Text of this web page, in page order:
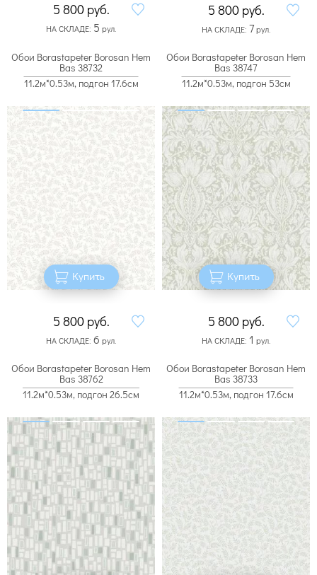
5 800 руб.
НА СКЛАДЕ: 5 рул.
5 800 руб.
НА СКЛАДЕ: 7рул.
Обои Borastapeter Borosan Hem
Bas 38732
11.2м*0.53м, подгон 17.6см
Купить
5 800 руб.
НА СКЛАДЕ: 6 рул.
Обои Borastapeter Borosan Hem
Bas 38747
11.2м*0.53м, подгон 53см
Купить
5 800 руб.
НА СКЛАДЕ: 1 рул.
Обои Borastapeter Borosan Hem
Bas 38762
11.2м*0.53м, подгон 26.5см
Обои Borastapeter Borosan Hem
Bas 38733
11.2м*0.53м, подгон 17.6см